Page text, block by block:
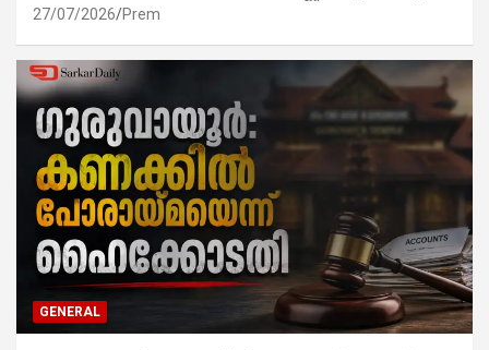
27/07/2026 Prem
GENERAL